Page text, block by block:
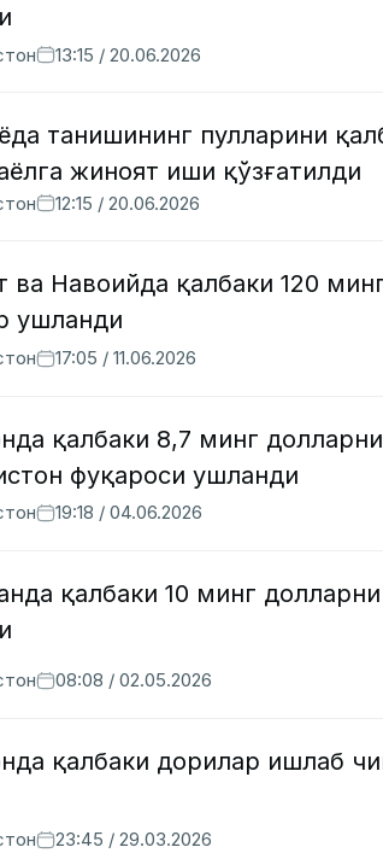
13:15 / 20.06.2026
танишининг пулларини
жиноят иши қўзғатилди
12:15 / 20.06.2026
ва Навоийда қалбаки 120
ушланди
17:05 / 11.06.2026
қалбаки 8,7 минг
фуқароси ушланди
19:18 / 04.06.2026
қалбаки 10 минг
08:08 / 02.05.2026
қалбаки дорилар ишлаб
23:45 / 29.03.2026